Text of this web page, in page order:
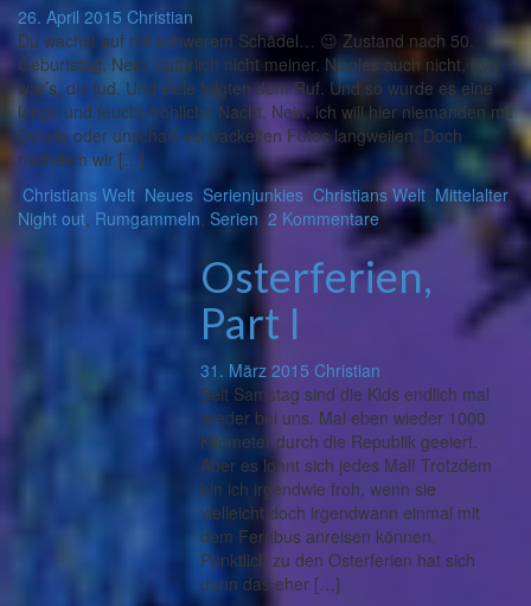
26. April 2015 Christian
Du wachst auf mit schwerem Schädel… 😉 Zustand nach 50.
Geburtstag. Nein, natürlich nicht meiner. Nicoles auch nicht, Eva
war’s, die lud. Und viele folgten dem Ruf. Und so wurde es eine
lange und feucht-fröhliche Nacht. Nein, ich will hier niemanden mit
Details oder unscharf-verwackelten Fotos langweilen. Doch
nachdem wir […]
Christians Welt, Neues, Serienjunkies Christians Welt, Mittelalter,
Night out, Rumgammeln, Serien 2 Kommentare
Osterferien,
Part I
31. März 2015 Christian
Seit Samstag sind die Kids endlich mal
wieder bei uns. Mal eben wieder 1000
Kilometer durch die Republik geeiert.
Aber es lohnt sich jedes Mal! Trotzdem
bin ich irgendwie froh, wenn sie
vielleicht doch irgendwann einmal mit
dem Fernbus anreisen können.
Pünktlich zu den Osterferien hat sich
dann das eher […]